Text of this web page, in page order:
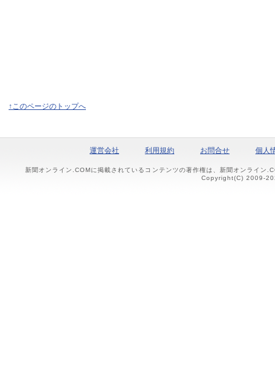
↑このページのトップへ
運営会社 利用規約 お問合せ 個人
新聞オンライン.COMに掲載されているコンテンツの著作権は、新聞オンライン
Copyright(C) 2009-